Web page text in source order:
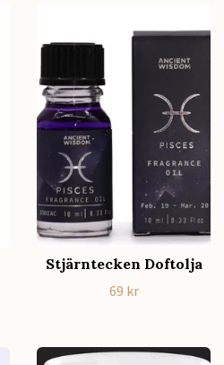
Stjärntecken Doftolja
69 kr